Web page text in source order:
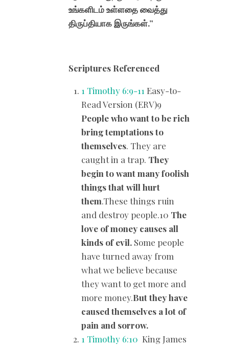
உங்களிடம் உள்ளதை வைத்து
திருப்தியாக இருங்கள்.”
Scriptures Referenced
1 Timothy 6:9-11 Easy-to-
Read Version (ERV)9
People who want to be rich
bring temptations to
themselves. They are
caught in a trap. They
begin to want many foolish
things that will hurt
them.These things ruin
and destroy people.10 The
love of money causes all
kinds of evil. Some people
have turned away from
what we believe because
they want to get more and
more money.But they have
caused themselves a lot of
pain and sorrow.
1 Timothy 6:10 King James